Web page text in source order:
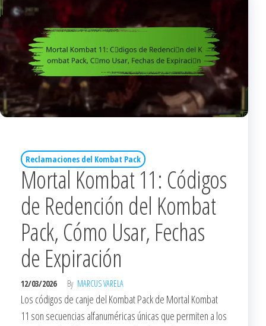
Reclamaciones del Kombat Pack
Mortal Kombat 11: Códigos
de Redención del Kombat
Pack, Cómo Usar, Fechas
de Expiración
12/03/2026 By MARCUS VARELA
Los códigos de canje del Kombat Pack de Mortal Kombat
11 son secuencias alfanuméricas únicas que permiten a los